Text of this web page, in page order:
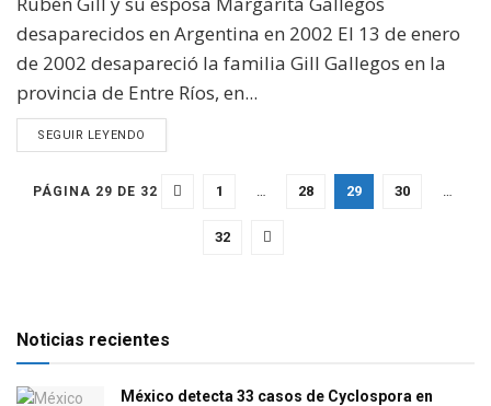
desaparecidos en Argentina en 2002 El 13 de enero
de 2002 desapareció la familia Gill Gallegos en la
provincia de Entre Ríos, en...
SEGUIR LEYENDO
PÁGINA 29 DE 32 1 … 28 29 30 …
32
Noticias recientes
México detecta 33 casos de Cyclospora en